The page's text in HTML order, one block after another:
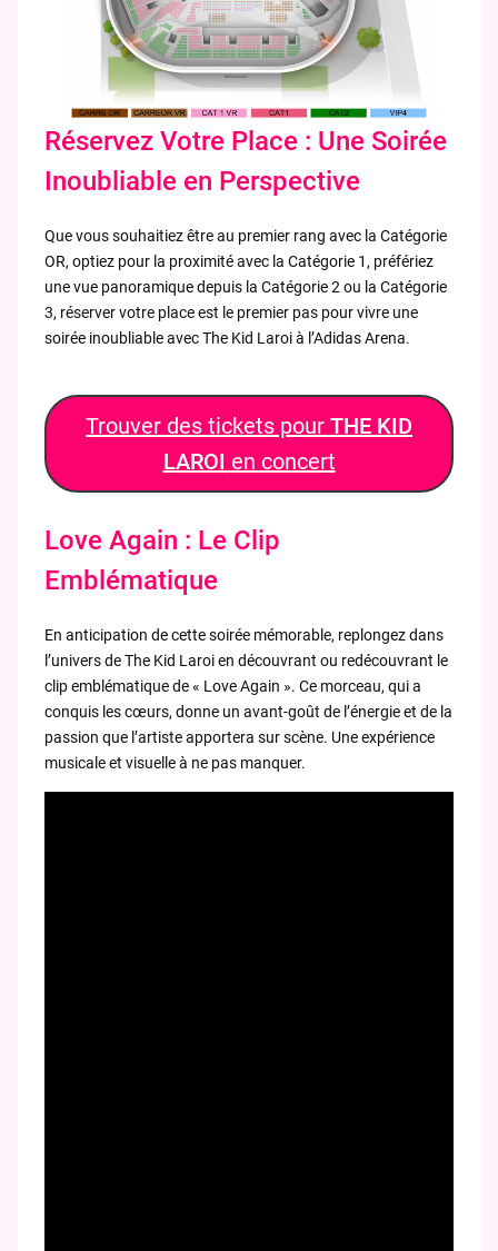
Réservez Votre Place : Une Soirée
Inoubliable en Perspective
Que vous souhaitiez être au premier rang avec la Catégorie
OR, optiez pour la proximité avec la Catégorie 1, préfériez
une vue panoramique depuis la Catégorie 2 ou la Catégorie
3, réserver votre place est le premier pas pour vivre une
soirée inoubliable avec The Kid Laroi à l’Adidas Arena.
Trouver des tickets pour THE KID
LAROI en concert
Love Again : Le Clip
Emblématique
En anticipation de cette soirée mémorable, replongez dans
l’univers de The Kid Laroi en découvrant ou redécouvrant le
clip emblématique de « Love Again ». Ce morceau, qui a
conquis les cœurs, donne un avant-goût de l’énergie et de la
passion que l’artiste apportera sur scène. Une expérience
musicale et visuelle à ne pas manquer.